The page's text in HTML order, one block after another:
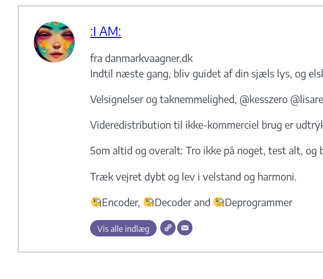
:I AM:
fra danmarkvaagner.dk
Indtil næste gang, bliv guidet af din sjæls lys, og
Velsignelser og taknemmelighed, @kesszero
Videredistribution til ikke-kommerciel brug er
Som altid og overalt: Tro ikke på noget, test alt, og
Træk vejret dybt og lev i velstand og harmoni.
Encoder, Decoder and Deprogrammer
Vis alle indlæg